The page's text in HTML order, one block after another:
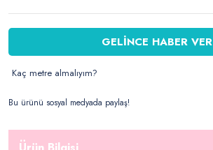
GELİNCE HABER VER
Kaç metre almalıyım?
Bu ürünü sosyal medyada paylaş!